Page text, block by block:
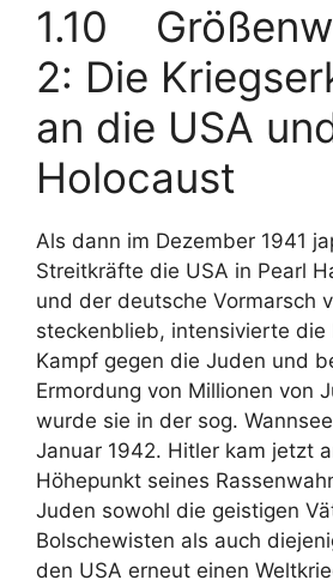
1.10
2: Die
an die USA
Holocaust
Als dann im Dezember 1941
Streitkräfte die USA in Pearl
und der deutsche Vormarsch
steckenblieb, intensivierte die
Kampf gegen die Juden und
Ermordung von Millionen von
wurde sie in der sog.
Januar 1942. Hitler kam jetzt
Höhepunkt seines
Juden sowohl die geistigen
Bolschewisten als auch
den USA erneut einen